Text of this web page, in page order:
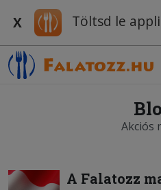
X Töltsd le
Akciós
A Falatozz